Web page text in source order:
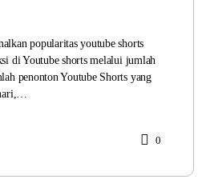
popularitas youtube shorts
di Youtube shorts melalui jumlah
penonton Youtube Shorts yang
0